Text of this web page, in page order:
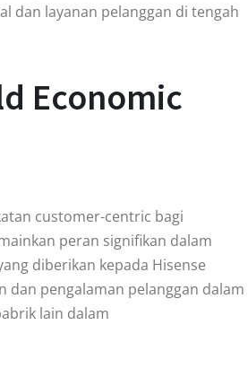
dan layanan pelanggan di tengah
Economic
customer-centric bagi
peran signifikan dalam
diberikan kepada Hisense
pengalaman pelanggan dalam
lain dalam